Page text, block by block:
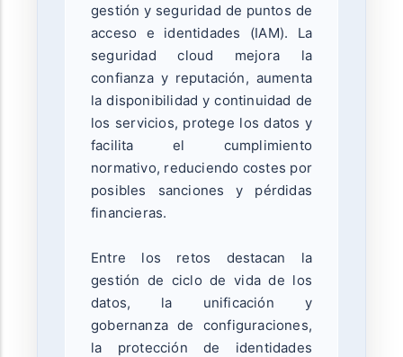
gestión y seguridad de puntos de
acceso e identidades (IAM). La
seguridad cloud mejora la
confianza y reputación, aumenta
la disponibilidad y continuidad de
los servicios, protege los datos y
facilita el cumplimiento
normativo, reduciendo costes por
posibles sanciones y pérdidas
financieras.
Entre los retos destacan la
gestión de ciclo de vida de los
datos, la unificación y
gobernanza de configuraciones,
la protección de identidades